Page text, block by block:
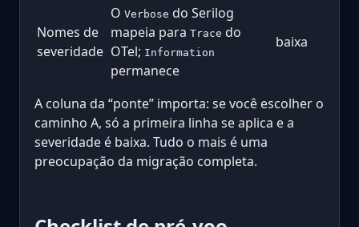
Nomes de
severidade
O Verbose do Serilog
mapeia para Trace do
OTel; Information
permanece
baixa
A coluna da “ponte” importa: se você escolher o
caminho A, só a primeira linha se aplica e a
severidade é baixa. Tudo o mais é uma
preocupação da migração completa.